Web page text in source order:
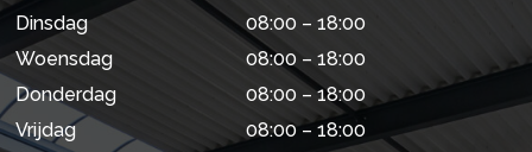
Dinsdag
08:00 – 18:00
Woensdag
08:00 – 18:00
Donderdag
08:00 – 18:00
Vrijdag
08:00 – 18:00